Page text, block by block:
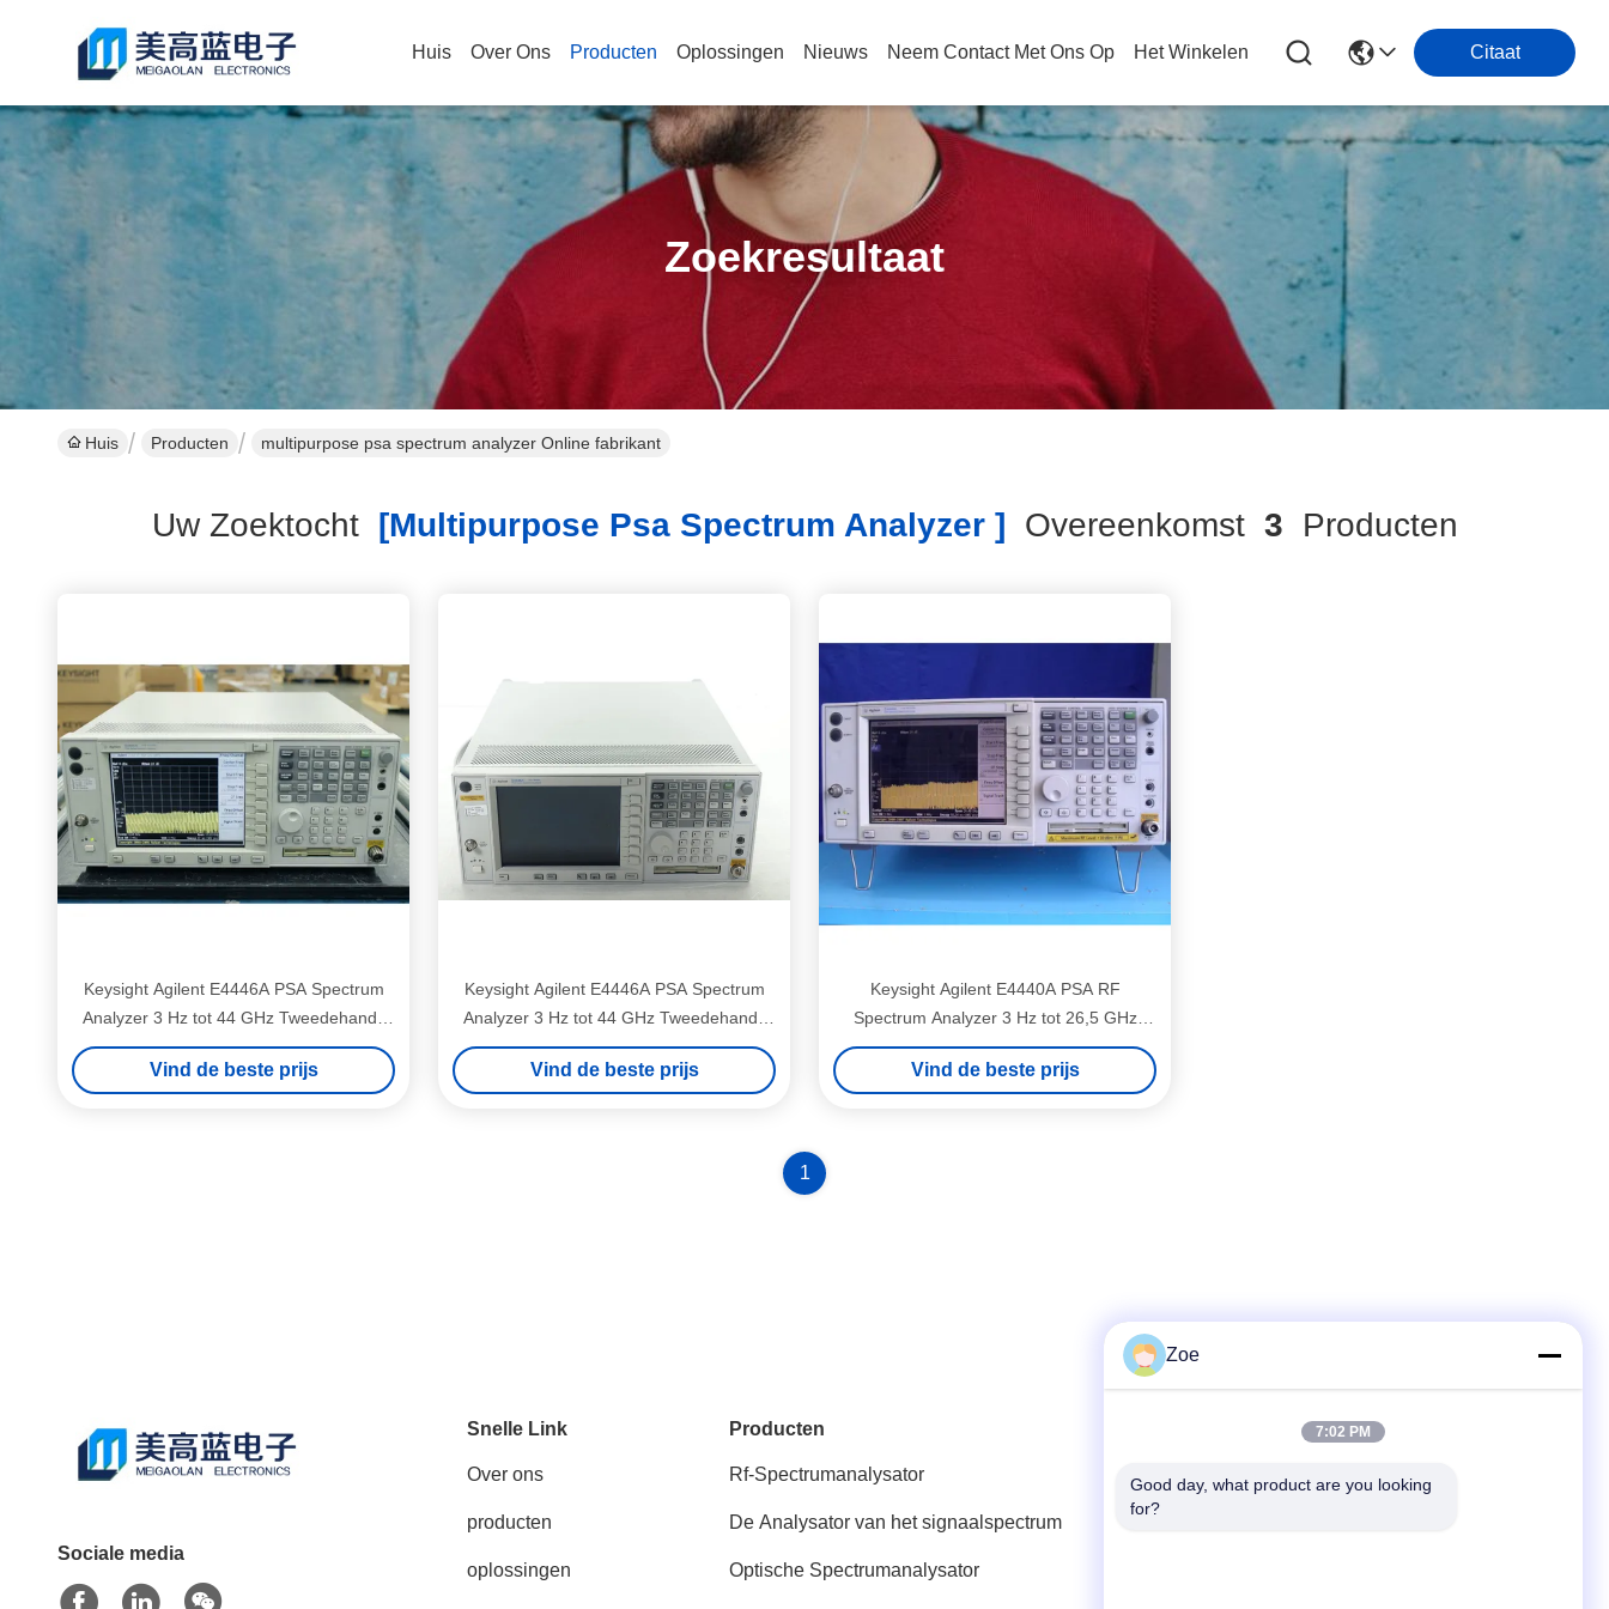
Huis Over Ons Producten Oplossingen Nieuws Neem Contact Met Ons Op Het Winkelen Citaat
Zoekresultaat
Huis Producten multipurpose psa spectrum analyzer Online fabrikant
Uw Zoektocht[multipurpose Psa Spectrum Analyzer ] Overeenkomst 3 Producten
Keysight Agilent E4446A PSA Spectrum
Analyzer 3 Hz tot 44 GHz Tweedehands
Rackmount RF Analyzer
Vind de beste prijs
Keysight Agilent E4446A PSA Spectrum
Analyzer 3 Hz tot 44 GHz Tweedehands
Rackmount RF Analyzer
Vind de beste prijs
Keysight Agilent E4440A PSA RF
Spectrum Analyzer 3 Hz tot 26,5 GHz
Rackmont Tweedehands
Vind de beste prijs
1
Sociale media
Snelle Link
Over ons
producten
oplossingen
Producten
Rf-Spectrumanalysator
De Analysator van het signaalspectrum
Optische Spectrumanalysator
Tel.:
Zoe
7:02 PM
Good day, what product are you looking
for?